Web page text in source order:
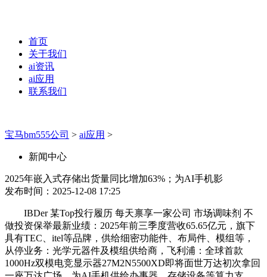
首页
关于我们
ai资讯
ai应用
联系我们
宝马bm555公司 > ai应用 >
新闻中心
2025年嵌入式存储出货量同比增加63%；为AI手机影
发布时间：2025-12-08 17:25
IBDer 某Top投行履历 每天禀享一家公司 市场调味剂 不
做投资保举最新业绩：2025年前三季度营收65.65亿元，旗下
具有TEC、itel等品牌，供给细密功能件、布局件、模组等，
从停业务：光学元器件及模组供给商，飞利浦：全球首款
1000Hz双模电竞显示器27M2N5500XD即将面世万达初次拿回